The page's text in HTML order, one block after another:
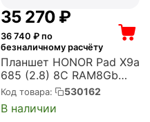
35 270 ₽
36 740 ₽ по
безналичному расчёту
Планшет HONOR Pad X9a
685 (2.8) 8C RAM8Gb
ROM256Gb 11.5" IPS
2508x1504 4G MagicOS
9.0 серый космос 8Mpix
Код товара: 530162
В наличии